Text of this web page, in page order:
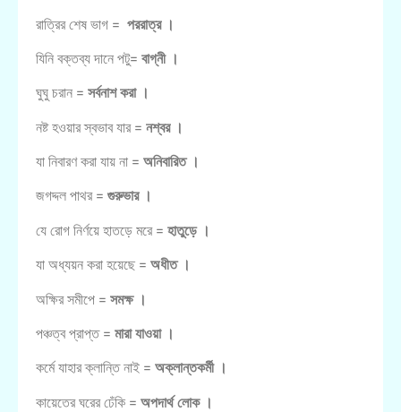
রাত্রির শেষ ভাগ = পররাত্র ।
যিনি বক্তব্য দানে পটু= বাগ্নী ।
ঘুঘু চরান = সর্বনাশ করা ।
নষ্ট হওয়ার স্বভাব যার = নশ্বর ।
যা নিবারণ করা যায় না = অনিবারিত ।
জগদ্দল পাথর = গুরুভার ।
যে রোগ নির্ণয়ে হাতড়ে মরে = হাতুড়ে ।
যা অধ্যয়ন করা হয়েছে = অধীত ।
অক্ষির সমীপে = সমক্ষ ।
পঞ্চত্ব প্রাপ্ত = মারা যাওয়া ।
কর্মে যাহার ক্লান্তি নাই = অক্লান্তকর্মী ।
কায়েতের ঘরের ঢেঁকি = অপদার্থ লোক ।